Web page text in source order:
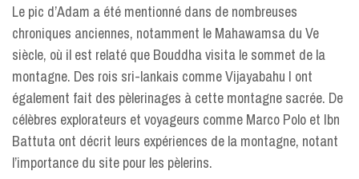
Le pic d’Adam a été mentionné dans de nombreuses
chroniques anciennes, notamment le Mahawamsa du Ve
siècle, où il est relaté que Bouddha visita le sommet de la
montagne. Des rois sri-lankais comme Vijayabahu I ont
également fait des pèlerinages à cette montagne sacrée. De
célèbres explorateurs et voyageurs comme Marco Polo et Ibn
Battuta ont décrit leurs expériences de la montagne, notant
l’importance du site pour les pèlerins.